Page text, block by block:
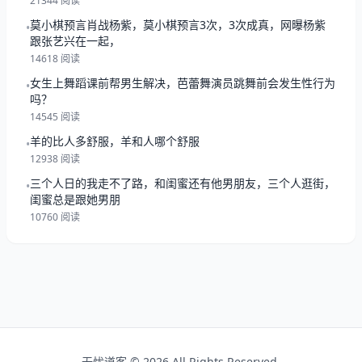
•莫小棋预言肖战杨紫，莫小棋预言3次，3次成真，网曝杨紫
跟张艺兴在一起，
14618 阅读
•女生上舞蹈课前帮男生解决，芭蕾舞演员跳舞前会发生性行为
吗？
14545 阅读
•羊的比人多舒服，羊和人哪个舒服
12938 阅读
•三个人日的我走不了路，和闺蜜还有他男朋友，三个人逛街，
闺蜜总是跟她男朋
10760 阅读